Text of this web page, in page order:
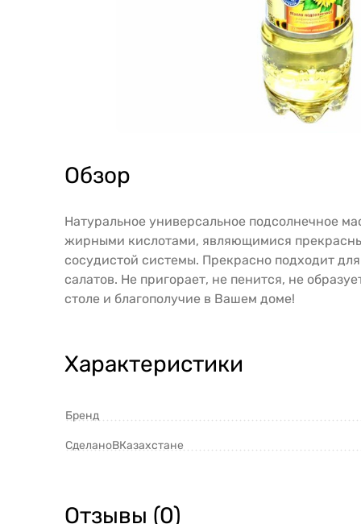
Обзор
Натуральное универсальное подсолнечное
жирными кислотами, являющимися
сосудистой системы. Прекрасно подходит
салатов. Не пригорает, не пенится, не
столе и благополучие в Вашем доме!
Характеристики
Бренд
СделаноВКазахстане
Отзывы (0)